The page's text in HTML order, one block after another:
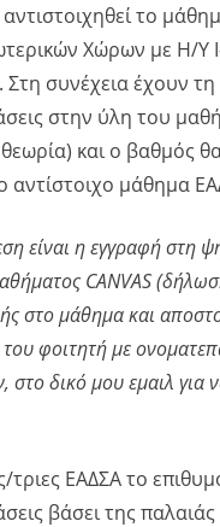
αντιστοιχηθεί το
Χώρων με Η/Υ
Στη συνέχεια έχουν
στην ύλη του
και ο βαθμός
αντίστοιχο μάθημα
είναι η εγγραφή στη
CANVAS
στο μάθημα και
φοιτητή με
δικό μου εμαιλ για
τριες ΕΑΔΣΑ το
βάσει της